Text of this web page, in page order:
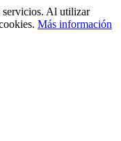
servicios. Al utilizar
Más información